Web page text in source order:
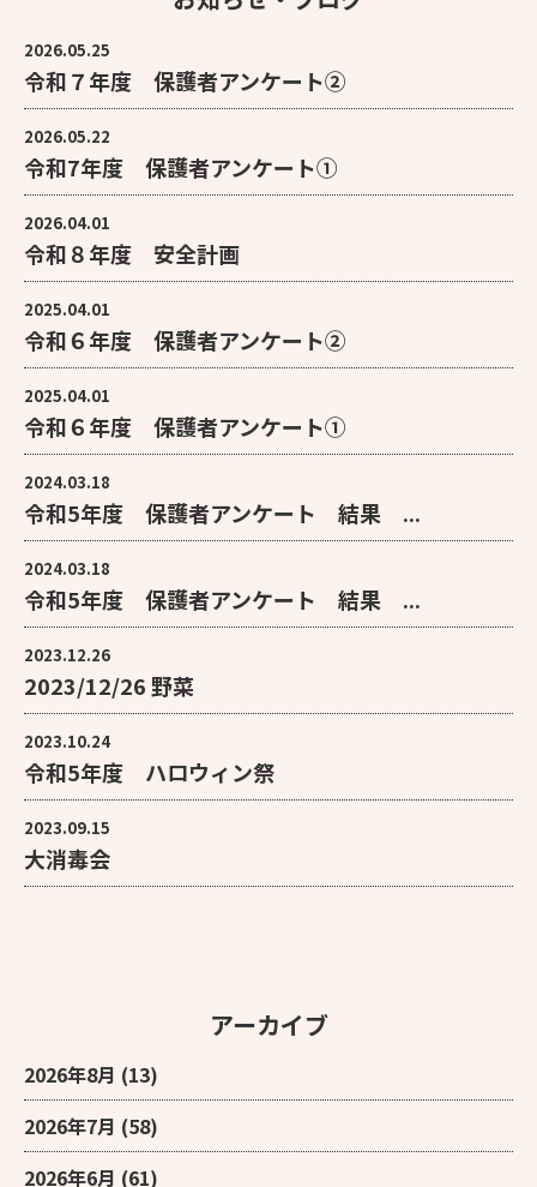
2026.05.25
令和７年度 保護者アンケート②
2026.05.22
令和7年度 保護者アンケート①
2026.04.01
令和８年度 安全計画
2025.04.01
令和６年度 保護者アンケート②
2025.04.01
令和６年度 保護者アンケート①
2024.03.18
令和5年度 保護者アンケート 結果 ...
2024.03.18
令和5年度 保護者アンケート 結果 ...
2023.12.26
2023/12/26 野菜
2023.10.24
令和5年度 ハロウィン祭
2023.09.15
大消毒会
アーカイブ
2026年8月 (13)
2026年7月 (58)
2026年6月 (61)